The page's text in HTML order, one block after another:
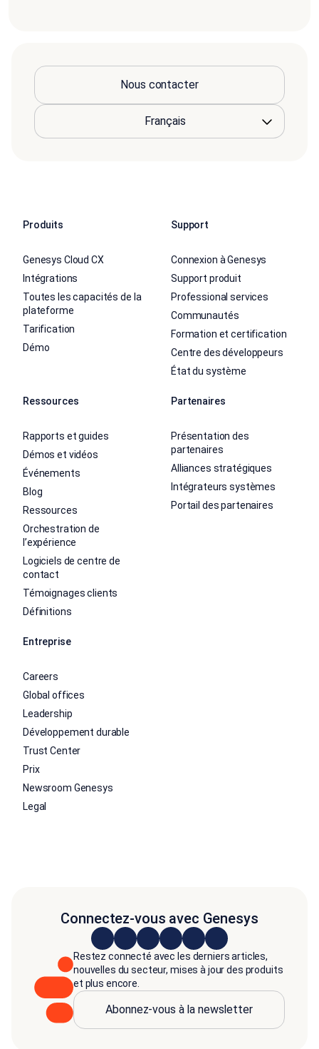
Nous contacter
Produits
Genesys Cloud CX
Intégrations
Toutes les capacités de la
plateforme
Tarification
Démo
Support
Connexion à Genesys
Support produit
Professional services
Communautés
Formation et certification
Centre des développeurs
État du système
Ressources
Rapports et guides
Démos et vidéos
Événements
Blog
Ressources
Orchestration de
l’expérience
Logiciels de centre de
contact
Témoignages clients
Définitions
Partenaires
Présentation des
partenaires
Alliances stratégiques
Intégrateurs systèmes
Portail des partenaires
Entreprise
Careers
Global offices
Leadership
Développement durable
Trust Center
Prix
Newsroom Genesys
Legal
Connectez-vous avec Genesys
Restez connecté avec les derniers articles,
nouvelles du secteur, mises à jour des produits
et plus encore.
Abonnez-vous à la newsletter